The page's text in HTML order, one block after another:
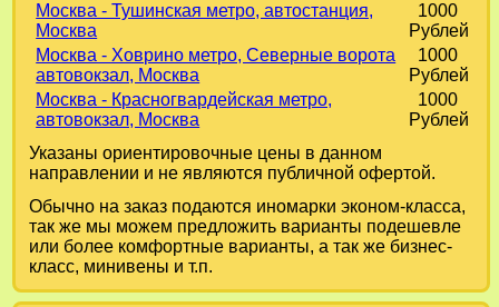
Москва - Тушинская метро, автостанция,
Москва
1000
Рублей
Москва - Ховрино метро, Северные ворота
автовокзал, Москва
1000
Рублей
Москва - Красногвардейская метро,
автовокзал, Москва
1000
Рублей
Указаны ориентировочные цены в данном
направлении и не являются публичной офертой.
Обычно на заказ подаются иномарки эконом-класса,
так же мы можем предложить варианты подешевле
или более комфортные варианты, а так же бизнес-
класс, минивены и т.п.